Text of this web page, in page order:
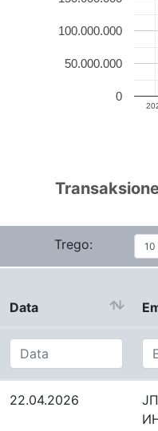
0
50.000.000
100.000.000
Trego:
Data
22.04.2026